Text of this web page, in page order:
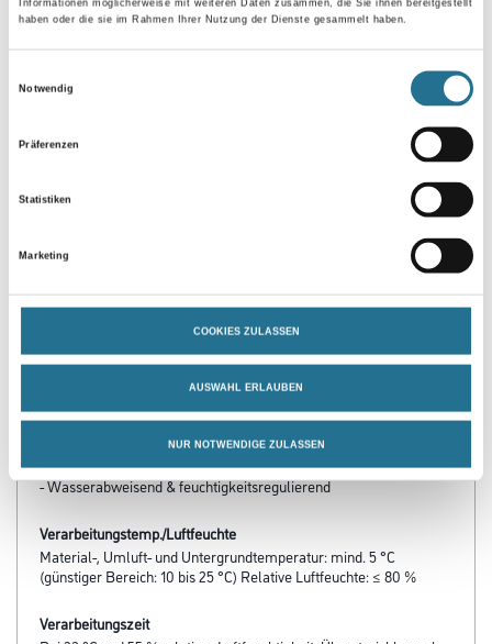
Informationen möglicherweise mit weiteren Daten zusammen, die Sie ihnen bereitgestellt
haben oder die sie im Rahmen Ihrer Nutzung der Dienste gesammelt haben.
Notwendig
Präferenzen
Statistiken
Marketing
COOKIES ZULASSEN
AUSWAHL ERLAUBEN
NUR NOTWENDIGE ZULASSEN
Umrechnungsfaktoren
Zur Farbauswahl für Ihren Wunschfarbton
PRODUKTEIGENSCHAFTEN
- Mit Filmschutz
- Hoher UV-Schutz - auch als farblose Alleinbeschichtung geeignet
- Ideal für die Renovierung
- Tropfgehemmt
- Wasserabweisend & feuchtigkeitsregulierend
Verarbeitungstemp./Luftfeuchte
Material-, Umluft- und Untergrundtemperatur: mind. 5 °C
(günstiger Bereich: 10 bis 25 °C) Relative Luftfeuchte: ≤ 80 %
Verarbeitungszeit